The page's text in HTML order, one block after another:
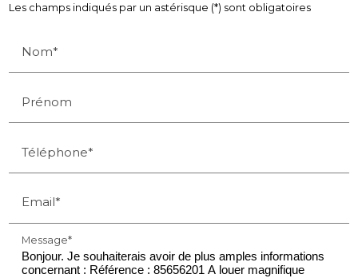
Les champs indiqués par un astérisque (*) sont obligatoires
Nom*
Prénom
Téléphone*
Email*
Message*